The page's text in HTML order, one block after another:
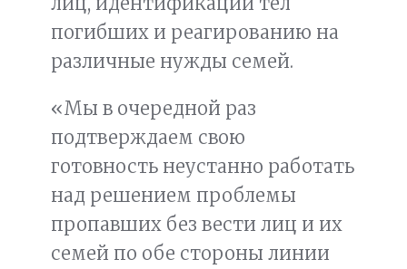
погибших и реагированию на
различные нужды семей.
«Мы в очередной раз
подтверждаем свою
готовность неустанно работать
над решением проблемы
пропавших без вести лиц и их
семей по обе стороны линии